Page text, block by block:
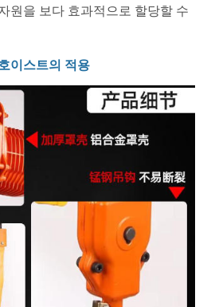
원을 보다 효과적으로 할당할 수
이스트의 적용